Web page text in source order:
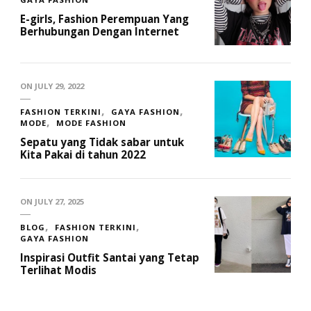
E-girls, Fashion Perempuan Yang
Berhubungan Dengan Internet
ON JULY 29, 2022
FASHION TERKINI
GAYA FASHION
MODE
MODE FASHION
Sepatu yang Tidak sabar untuk
Kita Pakai di tahun 2022
ON JULY 27, 2025
BLOG
FASHION TERKINI
GAYA FASHION
Inspirasi Outfit Santai yang Tetap
Terlihat Modis